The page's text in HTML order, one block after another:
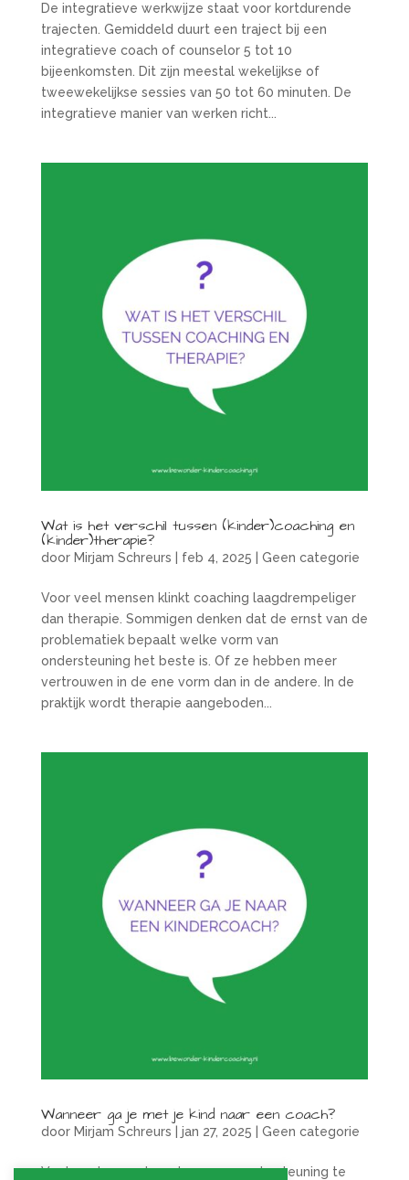
De integratieve werkwijze staat voor kortdurende
trajecten. Gemiddeld duurt een traject bij een
integratieve coach of counselor 5 tot 10
bijeenkomsten. Dit zijn meestal wekelijkse of
tweewekelijkse sessies van 50 tot 60 minuten. De
integratieve manier van werken richt...
Wat is het verschil tussen (kinder)coaching en
(kinder)therapie?
door Mirjam Schreurs | feb 4, 2025 | Geen categorie
Voor veel mensen klinkt coaching laagdrempeliger
dan therapie. Sommigen denken dat de ernst van de
problematiek bepaalt welke vorm van
ondersteuning het beste is. Of ze hebben meer
vertrouwen in de ene vorm dan in de andere. In de
praktijk wordt therapie aangeboden...
Wanneer ga je met je kind naar een coach?
door Mirjam Schreurs jan 27, 2025 Geen categorie
Veelvoorkomende redenen om ondersteuning te